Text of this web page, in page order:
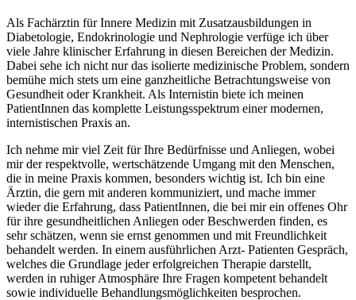
Als Fachärztin für Innere Medizin mit Zusatzausbildungen in
Diabetologie, Endokrinologie und Nephrologie verfüge ich über
viele Jahre klinischer Erfahrung in diesen Bereichen der Medizin.
Dabei sehe ich nicht nur das isolierte medizinische Problem, sondern
bemühe mich stets um eine ganzheitliche Betrachtungsweise von
Gesundheit oder Krankheit. Als Internistin biete ich meinen
PatientInnen das komplette Leistungsspektrum einer modernen,
internistischen Praxis an.
Ich nehme mir viel Zeit für Ihre Bedürfnisse und Anliegen, wobei
mir der respektvolle, wertschätzende Umgang mit den Menschen,
die in meine Praxis kommen, besonders wichtig ist. Ich bin eine
Ärztin, die gern mit anderen kommuniziert, und mache immer
wieder die Erfahrung, dass PatientInnen, die bei mir ein offenes Ohr
für ihre gesundheitlichen Anliegen oder Beschwerden finden, es
sehr schätzen, wenn sie ernst genommen und mit Freundlichkeit
behandelt werden. In einem ausführlichen Arzt- Patienten Gespräch,
welches die Grundlage jeder erfolgreichen Therapie darstellt,
werden in ruhiger Atmosphäre Ihre Fragen kompetent behandelt
sowie individuelle Behandlungsmöglichkeiten besprochen.